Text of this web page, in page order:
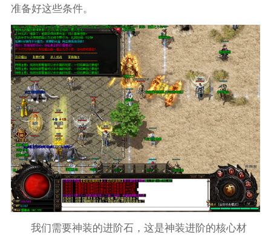
准备好这些条件。
我们需要神装的进阶石，这是神装进阶的核心材